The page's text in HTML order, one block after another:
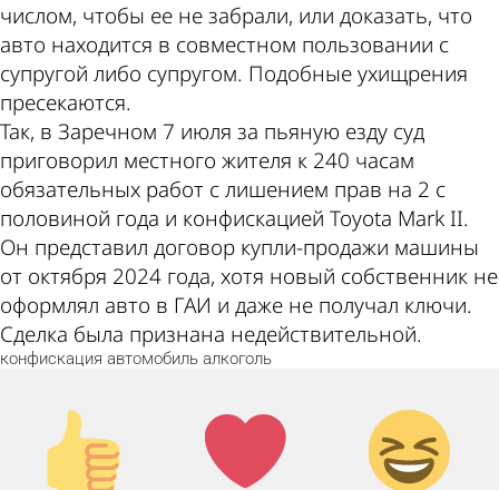
числом, чтобы ее не забрали, или доказать, что
авто находится в совместном пользовании с
супругой либо супругом. Подобные ухищрения
пресекаются.
Так, в Заречном 7 июля за пьяную езду суд
приговорил местного жителя к 240 часам
обязательных работ с лишением прав на 2 с
половиной года и конфискацией Toyota Mark II.
Он представил договор купли-продажи машины
от октября 2024 года, хотя новый собственник не
оформлял авто в ГАИ и даже не получал ключи.
Сделка была признана недействительной.
конфискация автомобиль алкоголь
Палец
вверх!
Лайк!
Дикий
смех!